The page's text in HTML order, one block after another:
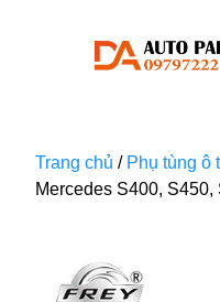
Trang chủ / Phụ tùng ô
Mercedes S400, S450,